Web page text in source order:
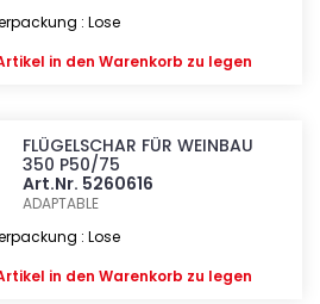
: Lose
in den Warenkorb zu legen
FLÜGELSCHAR FÜR WEINBAU
350 P50/75
Art.Nr. 5260616
ADAPTABLE
: Lose
in den Warenkorb zu legen